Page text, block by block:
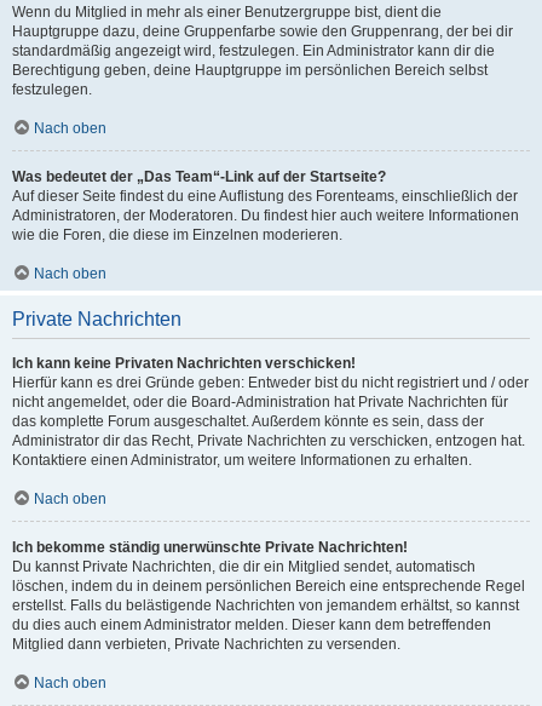
Wenn du Mitglied in mehr als einer Benutzergruppe bist, dient die
Hauptgruppe dazu, deine Gruppenfarbe sowie den Gruppenrang, der bei dir
standardmäßig angezeigt wird, festzulegen. Ein Administrator kann dir die
Berechtigung geben, deine Hauptgruppe im persönlichen Bereich selbst
festzulegen.
Nach oben
Was bedeutet der „Das Team“-Link auf der Startseite?
Auf dieser Seite findest du eine Auflistung des Forenteams, einschließlich der
Administratoren, der Moderatoren. Du findest hier auch weitere Informationen
wie die Foren, die diese im Einzelnen moderieren.
Nach oben
Private Nachrichten
Ich kann keine Privaten Nachrichten verschicken!
Hierfür kann es drei Gründe geben: Entweder bist du nicht registriert und / oder
nicht angemeldet, oder die Board-Administration hat Private Nachrichten für
das komplette Forum ausgeschaltet. Außerdem könnte es sein, dass der
Administrator dir das Recht, Private Nachrichten zu verschicken, entzogen hat.
Kontaktiere einen Administrator, um weitere Informationen zu erhalten.
Nach oben
Ich bekomme ständig unerwünschte Private Nachrichten!
Du kannst Private Nachrichten, die dir ein Mitglied sendet, automatisch
löschen, indem du in deinem persönlichen Bereich eine entsprechende Regel
erstellst. Falls du belästigende Nachrichten von jemandem erhältst, so kannst
du dies auch einem Administrator melden. Dieser kann dem betreffenden
Mitglied dann verbieten, Private Nachrichten zu versenden.
Nach oben